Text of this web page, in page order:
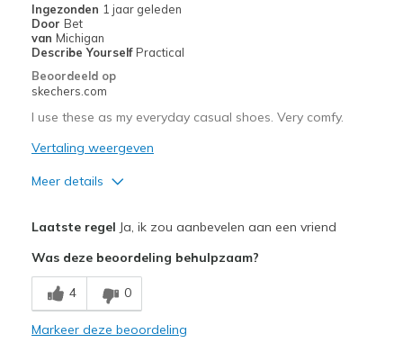
Ingezonden 1 jaar geleden
Door Bet
van Michigan
Describe Yourself Practical
Beoordeeld op
skechers.com
I use these as my everyday casual shoes. Very comfy.
Vertaling weergeven
Meer details
Beste toepassingen
Casual Wear
Laatste regel Ja, ik zou aanbevelen aan een vriend
Was deze beoordeling behulpzaam?
4 0
Markeer deze beoordeling